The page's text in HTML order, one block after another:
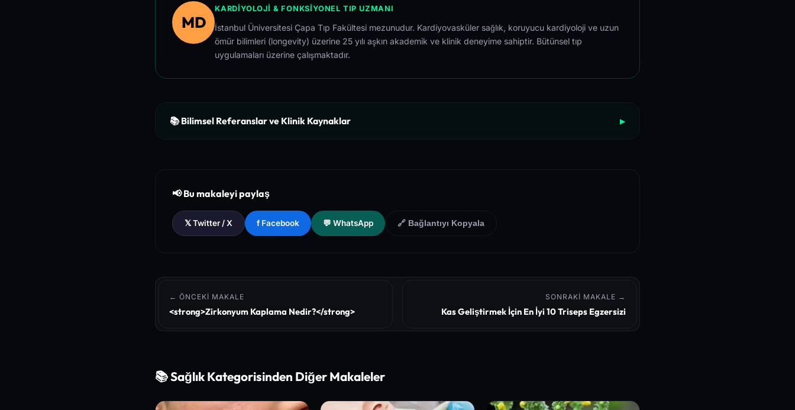
MD
KARDIYOLOJI & FONKSIYONEL TIP UZMANI
İstanbul Üniversitesi Çapa Tıp Fakültesi mezunudur. Kardiyovasküler sağlık, koruyucu kardiyoloji ve uzun
ömür bilimleri (longevity) üzerine 25 yılı aşkın akademik ve klinik deneyime sahiptir. Bütünsel tıp
uygulamaları üzerine çalışmaktadır.
📚 Bilimsel Referanslar ve Klinik Kaynaklar ▶
[3] The Lancet - Global Health and Preventive Medicine Guidelines for Chronic Metabolic Syndrome Management
📢 Bu makaleyi paylaş
𝕏 Twitter / X f Facebook 💬 WhatsApp 🔗 Bağlantıyı Kopyala
← ÖNCEKI MAKALE
<strong>Zirkonyum Kaplama Nedir?</strong>
SONRAKI MAKALE →
Kas Geliştirmek İçin En İyi 10 Triseps Egzersizi
📚 Sağlık Kategorisinden Diğer Makaleler